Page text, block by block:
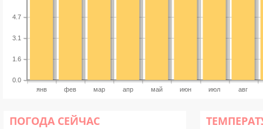
янв фев мар апр май июн июл авг
0.0
1.6
3.1
4.7
ПОГОДА СЕЙЧАС